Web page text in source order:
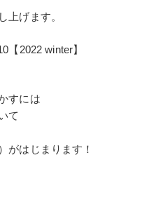
上げます。
【2022 winter】
すには
て
がはじまります！